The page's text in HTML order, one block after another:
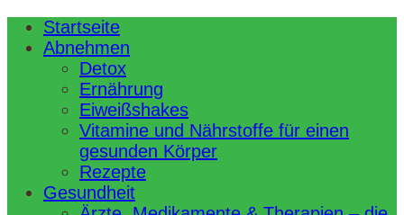
Startseite
Abnehmen
Detox
Ernährung
Eiweißshakes
Vitamine und Nährstoffe für einen
gesunden Körper
Rezepte
Gesundheit